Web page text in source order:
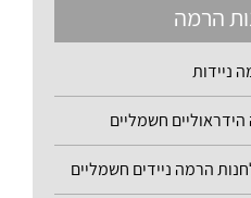
הרמה
ניידות
חשמליים
הרמה ניידים חשמליים